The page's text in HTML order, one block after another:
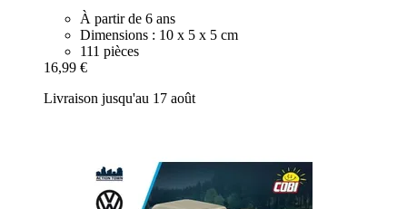
À partir de 6 ans
Dimensions : 10 x 5 x 5 cm
111 pièces
16,99 €
Livraison jusqu'au 17 août